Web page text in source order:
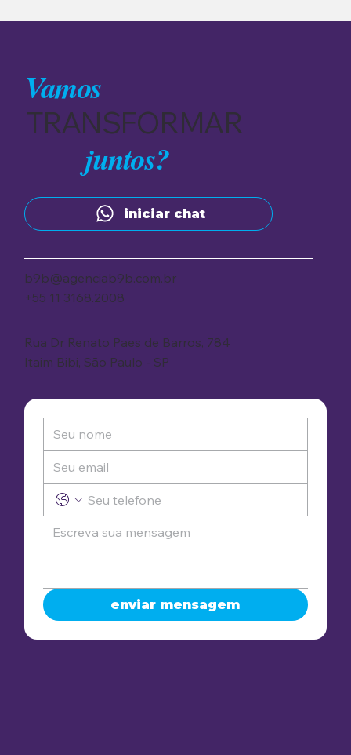
iniciar chat
b9b@agenciab9b.com.br
+55 11 3168.2008
Rua Dr Renato Paes de Barros, 784
Itaim Bibi, São Paulo - SP
enviar mensagem
Vamos
TRANSFORMAR
juntos?